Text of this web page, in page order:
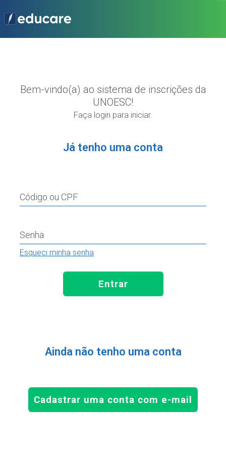
Bem-vindo(a) ao sistema de inscrições da
UNOESC!
Faça login para iniciar.
Já tenho uma conta
Código ou CPF
Senha
Esqueci minha senha
Entrar
Ainda não tenho uma conta
Cadastrar uma conta com e-mail